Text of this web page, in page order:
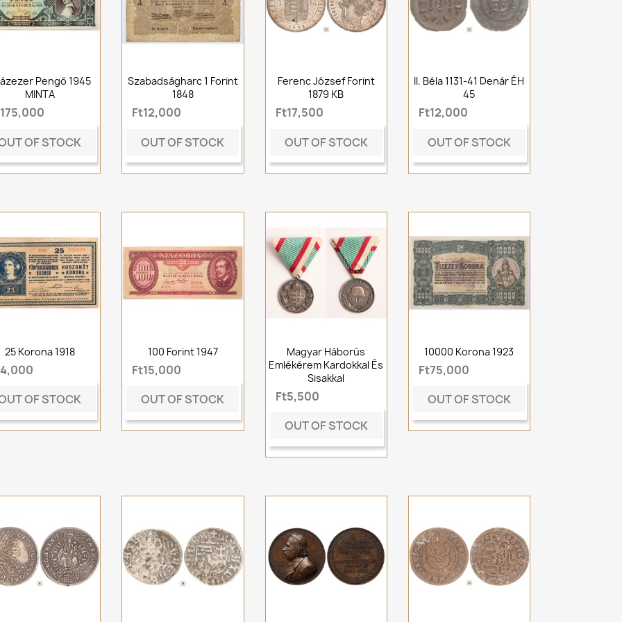
Pengő 1945
MINTA
OF STOCK
Szabadságharc 1 Forint
1848
Ft12,000
OUT OF STOCK
Ferenc József Forint
1879 KB
Ft17,500
OUT OF STOCK
II. Béla 1131-41 Denár ÉH
45
Ft12,000
OUT OF STOCK
25 Korona 1918
OF STOCK
100 Forint 1947
Ft15,000
OUT OF STOCK
Magyar Háborús
Emlékérem Kardokkal És
Sisakkal
Ft5,500
OUT OF STOCK
10000 Korona 1923
Ft75,000
OUT OF STOCK